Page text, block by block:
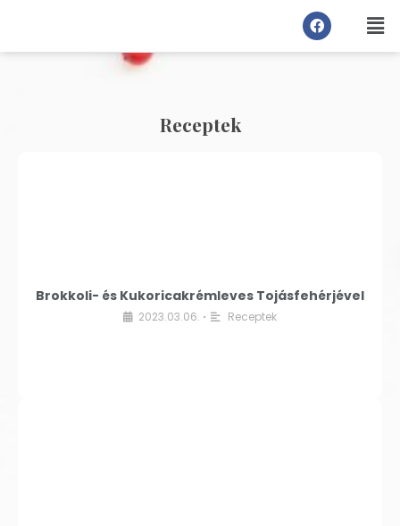
Receptek
Brokkoli- és Kukoricakrémleves Tojásfehérjével
2023.03.06. • Receptek